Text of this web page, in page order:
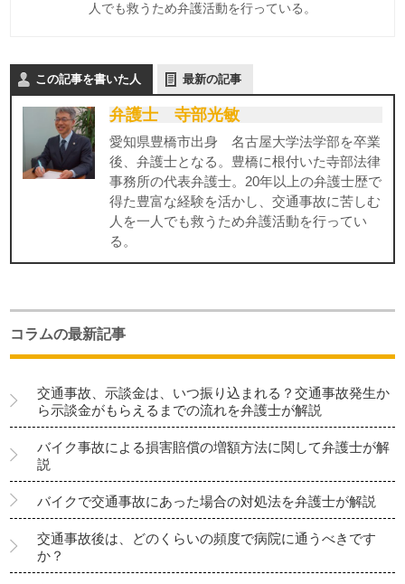
人でも救うため弁護活動を行っている。
この記事を書いた人 最新の記事
弁護士 寺部光敏
愛知県豊橋市出身 名古屋大学法学部を卒業
後、弁護士となる。豊橋に根付いた寺部法律
事務所の代表弁護士。20年以上の弁護士歴で
得た豊富な経験を活かし、交通事故に苦しむ
人を一人でも救うため弁護活動を行ってい
る。
コラムの最新記事
交通事故、示談金は、いつ振り込まれる？交通事故発生か
ら示談金がもらえるまでの流れを弁護士が解説
バイク事故による損害賠償の増額方法に関して弁護士が解
説
バイクで交通事故にあった場合の対処法を弁護士が解説
交通事故後は、どのくらいの頻度で病院に通うべきです
か？